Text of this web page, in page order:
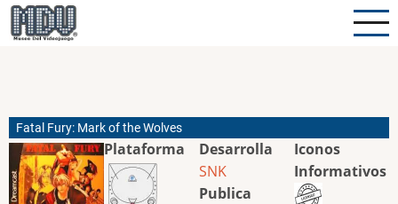
Pasar
al
Fatal Fury: Mark of the Wolves
Plataforma
Desarrolla
SNK
Publica
Iconos
Informativos